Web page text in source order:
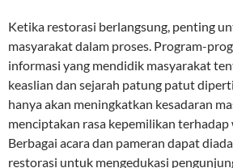
Ketika restorasi berlangsung, penting
masyarakat dalam proses. Program-
informasi yang mendidik masyarakat
keaslian dan sejarah patung patut
hanya akan meningkatkan kesadaran
menciptakan rasa kepemilikan terhadap
Berbagai acara dan pameran dapat
restorasi untuk mengedukasi